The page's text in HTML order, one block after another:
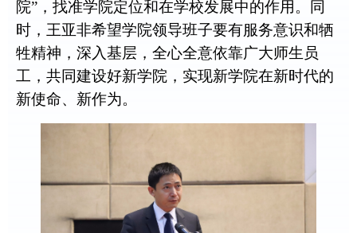
院”，找准学院定位和在学校发展中的作用。同
时，王亚非希望学院领导班子要有服务意识和牺
牲精神，深入基层，全心全意依靠广大师生员
工，共同建设好新学院，实现新学院在新时代的
新使命、新作为。